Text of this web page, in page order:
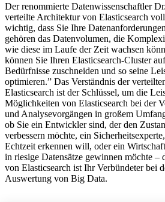
Der renommierte Datenwissenschaftler
verteilte Architektur von Elasticsearch
wichtig, dass Sie Ihre
gehören das Datenvolumen, die
wie diese im Laufe der Zeit wachsen
können Sie Ihren Elasticsearch-Cluster
Bedürfnisse zuschneiden und so seine
optimieren.” Das Verständnis der
Elasticsearch ist der Schlüssel, um die
Möglichkeiten von Elasticsearch bei der
und Analysevorgängen in großem
ob Sie ein Entwickler sind, der den
verbessern möchte, ein
Echtzeit erkennen will, oder ein
in riesige Datensätze gewinnen möchte
von Elasticsearch ist Ihr Verbündeter bei
Auswertung von Big Data.